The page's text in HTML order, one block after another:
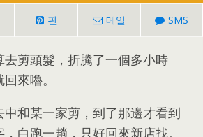
핀 메일 SMS
剪頭髮 ， 折騰了一個多小時
回來嚕。
和某一家剪 ， 到了那邊才看到
， 白跑一趟 ， 只好回來新店找。